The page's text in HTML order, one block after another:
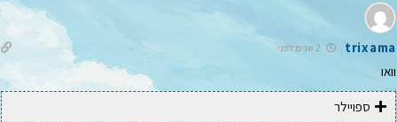
trixama
וואו
ספויילר